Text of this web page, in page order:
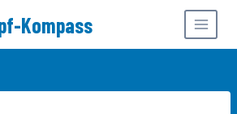
Kompass